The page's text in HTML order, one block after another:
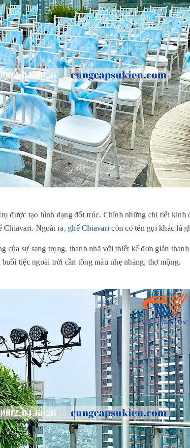
được tạo hình dạng đốt trúc. Chính những chi tiết kinh
Chiavari. Ngoài ra, ghế Chiavari còn có tên gọi khác là
của sự sang trọng, thanh nhã với thiết kế đơn giản
tiệc ngoài trời cần tông màu nhẹ nhàng, thơ mộng.